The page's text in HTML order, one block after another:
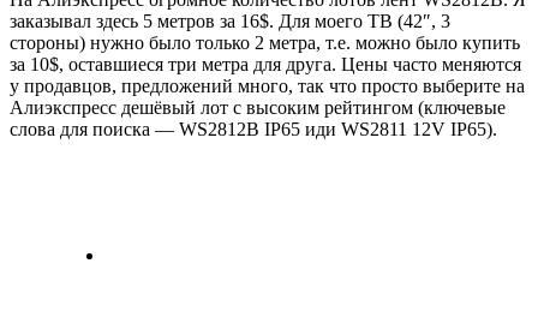
заказывал здесь 5 метров за 16$. Для моего ТВ (42″, 3
стороны) нужно было только 2 метра, т.е. можно было купить
за 10$, оставшиеся три метра для друга. Цены часто меняются
у продавцов, предложений много, так что просто выберите на
Алиэкспресс дешёвый лот с высоким рейтингом (ключевые
слова для поиска — WS2812B IP65 иди WS2811 12V IP65).